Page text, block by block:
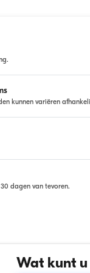
kunnen variëren
dagen van tevoren.
Wat kunt u